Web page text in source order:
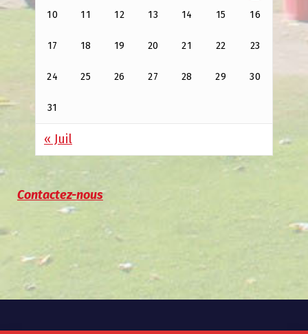
10 11 12 13 14 15 16
17 18 19 20 21 22 23
24 25 26 27 28 29 30
31
« Juil
Contactez-nous